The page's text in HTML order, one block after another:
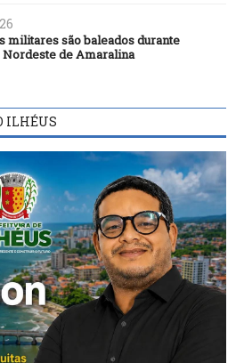
militares são baleados durante
Nordeste de Amaralina
ILHÉUS